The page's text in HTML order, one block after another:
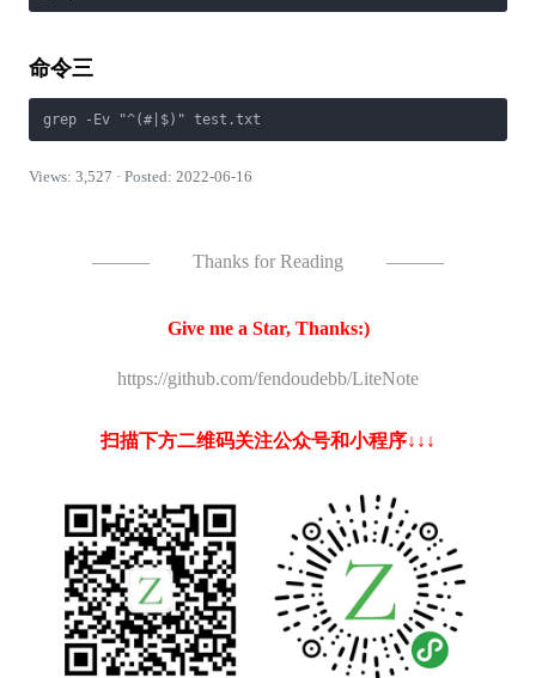
命令三
grep -Ev "^(#|$)" test.txt
Views: 3,527 · Posted: 2022-06-16
——— Thanks for Reading ———
Give me a Star, Thanks:)
https://github.com/fendoudebb/LiteNote
扫描下方二维码关注公众号和小程序↓↓↓